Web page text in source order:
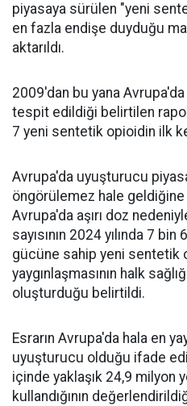
piyasaya sürülen "yeni
en fazla endişe duyduğu
aktarıldı.
2009'dan bu yana
tespit edildiği belirtilen
7 yeni sentetik opioidin ilk
Avrupa'da uyuşturucu
öngörülemez hale
Avrupa'da aşırı doz
sayısının 2024 yılında 7
gücüne sahip yeni sentetik
yaygınlaşmasının halk
oluşturduğu belirtildi.
Esrarın Avrupa'da hala en
uyuşturucu olduğu ifade
içinde yaklaşık 24,9 milyon
kullandığının